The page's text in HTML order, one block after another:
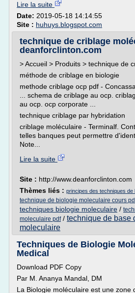
Lire la suite
Date: 2019-05-18 14:14:55
Site : huhuys.blogspot.com
technique de criblage
deanforclinton.com
> Accueil > Produits > technique de
méthode de criblage en biologie
methode criblage ocp pdf -
... schema de criblage au ocp.
au ocp. ocp corporate ...
technique criblage par hybridation
criblage moléculaire - Terminalf.
telles banques peut permettre
Note...
Lire la suite
Site : http://www.deanforclinton.com
Thèmes liés : principes des techniques de
technique de biologie moleculaire cours
techniques biologie moleculaire /
moleculaire pdf/ technique de base
moleculaire
Techniques de Biologie
Medical
Download PDF Copy
Par M. Ananya Mandal, DM
La Biologie moléculaire est une zone